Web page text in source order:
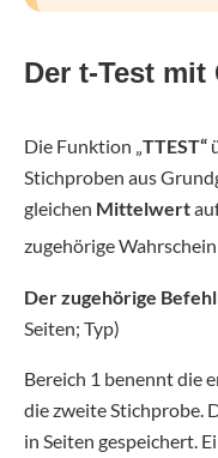
Der t-Test
Die Funktion „TTEST“
Stichproben aus
gleichen Mittelwert
zugehörige
Der zugehörige
Seiten; Typ)
Bereich 1 benennt die
die zweite Stichprobe.
in Seiten gespeichert.